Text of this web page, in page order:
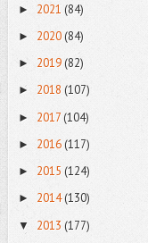
► 2021 (84)
► 2020 (84)
► 2019 (82)
► 2018 (107)
► 2017(104)
► 2016 (117)
► 2015 (124)
► 2014(130)
▼ 2013 (177)